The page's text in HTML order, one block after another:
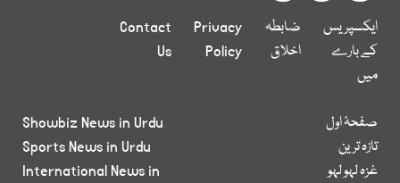
ایکسپریس
کے بارے
میں
ضابطہ
اخلاق
Privacy
Policy
Contact
Us
صفحۂ اول
تازہ ترین
غزہ لہو لہو
Showbiz News in Urdu
Sports News in Urdu
International News in